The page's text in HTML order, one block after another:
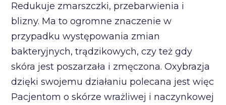
Redukuje zmarszczki, przebarwienia i
blizny. Ma to ogromne znaczenie w
przypadku występowania zmian
bakteryjnych, trądzikowych, czy też gdy
skóra jest poszarzała i zmęczona. Oxybrazja
dzięki swojemu działaniu polecana jest więc
Pacjentom o skórze wrażliwej i naczynkowej